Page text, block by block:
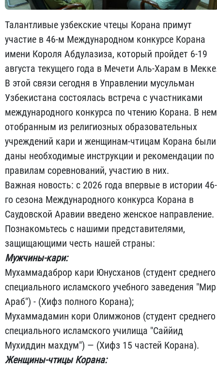
Талантливые узбекские чтецы Корана примут
участие в 46-м Международном конкурсе Корана
имени Короля Абдулазиза, который пройдет 6-19
августа текущего года в Мечети Аль-Харам в
В этой связи сегодня в Управлении мусульман
Узбекистана состоялась встреча с участниками
международного конкурса по чтению Корана. В нем
отобранным из религиозных образовательных
учреждений кари и женщинам-чтицам Корана были
даны необходимые инструкции и рекомендации по
правилам соревнований, участию в них.
Важная новость: с 2026 года впервые в истории 46-
го сезона Международного конкурса Корана в
Саудовской Аравии введено женское направление.
Познакомьтесь с нашими представителями,
защищающими честь нашей страны:
Мужчины-кари:
Мухаммадаброр кари Юнусханов (студент среднего
специального исламского учебного заведения "Мир
Араб") - (Хифз полного Корана);
Мухаммадамин кори Олимжонов (студент среднего
специального исламского училища "Саййид
Мухиддин махдум") — (Хифз 15 частей Корана).
Женщины-чтицы Корана: